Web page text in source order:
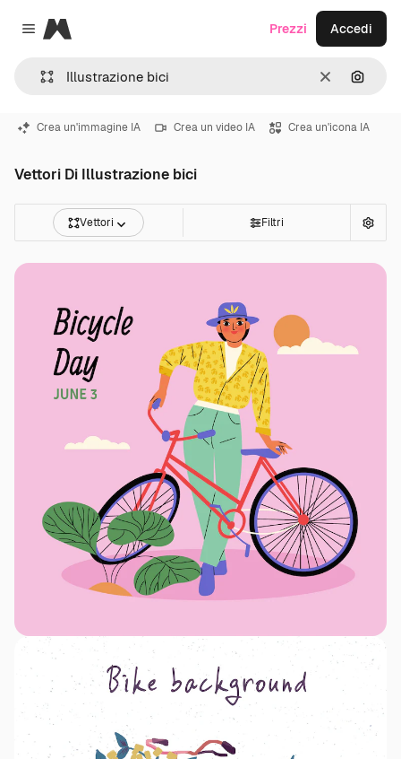
Close menu
Magnific
CancellaCerca
Prezzi Accedi
Crea un'immagine IA Crea un video IA Crea un'icona IA
Vettori Di Illustrazione bici
Vettori Filtri